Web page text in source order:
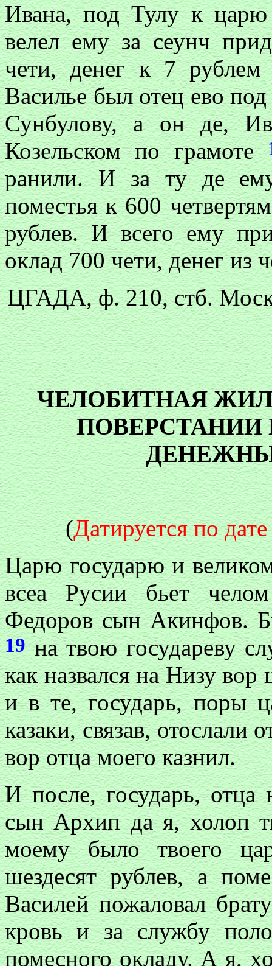
Ивана, под Тулу к
велел ему за сеунч
чети, денег к 7
Василье был отец ево
Сунбулову, а он де,
Козельском по грамоте
ранили. И за ту де
поместья к 600
рублев. И всего ему
оклад 700 чети, денег из
ЦГАДА, ф. 210, стб.
ЧЕЛОБИТНАЯ
(Датируется по
Царю государю и
всеа Русии бьет
Федоров сын Акинфов.
19на твою государеву
как назвался на Низу
и в те, государь, поры
казаки, связав, отослали
вор отца моего казнил.
И после, государь, отца
сын Архип да я, холоп
моему было твоего
шездесят рублев, а
Василей пожаловал
кровь и за службу
помесного окладу. А я,